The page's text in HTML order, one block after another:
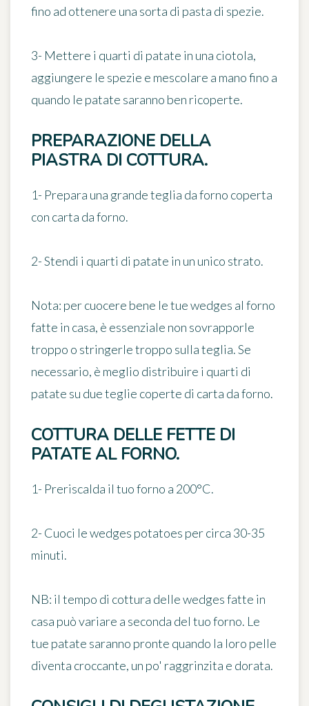
fino ad ottenere una sorta di pasta di spezie.
3- Mettere i quarti di patate in una ciotola,
aggiungere le spezie e mescolare a mano fino a
quando le patate saranno ben ricoperte.
PREPARAZIONE DELLA
PIASTRA DI COTTURA.
1- Prepara una grande teglia da forno coperta
con carta da forno.
2- Stendi i quarti di patate in un unico strato.
Nota: per cuocere bene le tue wedges al forno
fatte in casa, è essenziale non sovrapporle
troppo o stringerle troppo sulla teglia. Se
necessario, è meglio distribuire i quarti di
patate su due teglie coperte di carta da forno.
COTTURA DELLE FETTE DI
PATATE AL FORNO.
1- Preriscalda il tuo forno a 200°C.
2- Cuoci le wedges potatoes per circa 30-35
minuti.
NB: il tempo di cottura delle wedges fatte in
casa può variare a seconda del tuo forno. Le
tue patate saranno pronte quando la loro pelle
diventa croccante, un po' raggrinzita e dorata.